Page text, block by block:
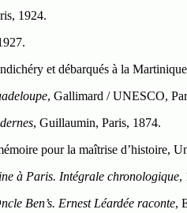
1924.
et débarqués à la
, Gallimard / UNESCO,
, Guillaumin, Paris, 1874.
pour la maîtrise d’histoire,
à Paris. Intégrale chronologique,
Ben’s. Ernest Léardée raconte,